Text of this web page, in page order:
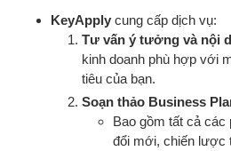
KeyApply cung cấp dịch vụ:
Tư vấn ý tưởng và nội
kinh doanh phù hợp với
tiêu của bạn.
Soạn thảo Business
Bao gồm tất cả các
đổi mới, chiến lược